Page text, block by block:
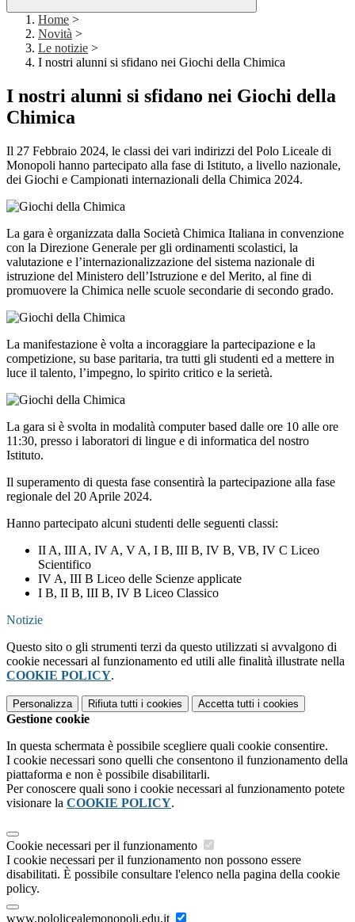
Home >
Novità >
Le notizie >
I nostri alunni si sfidano nei Giochi della Chimica
I nostri alunni si sfidano nei Giochi della
Chimica
Il 27 Febbraio 2024, le classi dei vari indirizzi del Polo Liceale di
Monopoli hanno partecipato alla fase di Istituto, a livello nazionale,
dei Giochi e Campionati internazionali della Chimica 2024.
La gara è organizzata dalla Società Chimica Italiana in convenzione
con la Direzione Generale per gli ordinamenti scolastici, la
valutazione e l’internazionalizzazione del sistema nazionale di
istruzione del Ministero dell’Istruzione e del Merito, al fine di
promuovere la Chimica nelle scuole secondarie di secondo grado.
La manifestazione è volta a incoraggiare la partecipazione e la
competizione, su base paritaria, tra tutti gli studenti ed a mettere in
luce il talento, l’impegno, lo spirito critico e la serietà.
La gara si è svolta in modalità computer based dalle ore 10 alle ore
11:30, presso i laboratori di lingue e di informatica del nostro
Istituto.
Il superamento di questa fase consentirà la partecipazione alla fase
regionale del 20 Aprile 2024.
Hanno partecipato alcuni studenti delle seguenti classi:
II A, III A, IV A, V A, I B, III B, IV B, VB, IV C Liceo
Scientifico
IV A, III B Liceo delle Scienze applicate
I B, II B, III B, IV B Liceo Classico
Notizie
Questo sito o gli strumenti terzi da questo utilizzati si avvalgono di
cookie necessari al funzionamento ed utili alle finalità illustrate nella
COOKIE POLICY.
Personalizza Rifiuta tutti i cookies Accetta tutti i cookies
Gestione cookie
In questa schermata è possibile scegliere quali cookie consentire.
I cookie necessari sono quelli che consentono il funzionamento della
piattaforma e non è possibile disabilitarli.
Per conoscere quali sono i cookie necessari al funzionamento potete
visionare la COOKIE POLICY.
Cookie necessari per il funzionamento
I cookie necessari per il funzionamento non possono essere
disabilitati. È possibile consultare l'elenco nella pagina della cookie
policy.
www.pololicealemonopoli.edu.it